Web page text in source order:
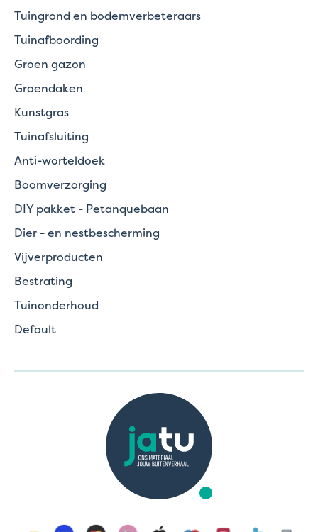
Tuingrond en bodemverbeteraars
Tuinafboording
Groen gazon
Groendaken
Kunstgras
Tuinafsluiting
Anti-worteldoek
Boomverzorging
DIY pakket - Petanquebaan
Dier - en nestbescherming
Vijverproducten
Bestrating
Tuinonderhoud
Default